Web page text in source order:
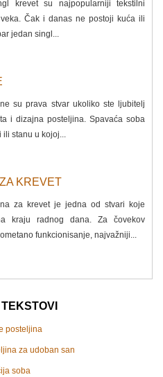
krevet su najpopularniji tekstilni
Čak i danas ne postoji kuća ili
jedan singl...
su prava stvar ukoliko ste ljubitelj
i dizajna posteljina. Spavaća soba
ili stanu u kojoj...
KREVET
za krevet je jedna od stvari koje
kraju radnog dana. Za čovekov
funkcionisanje, najvažniji...
posteljina
za udoban san
soba